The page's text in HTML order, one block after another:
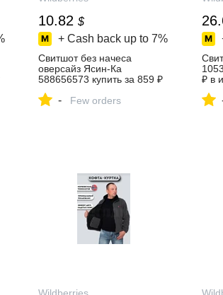
10.82 $
+ Cash back up to 7%
Свитшот без начеса
оверсайз Ясин-Ка
588656573 купить за 859 ₽
Wildberries
- Few orders
₽ в